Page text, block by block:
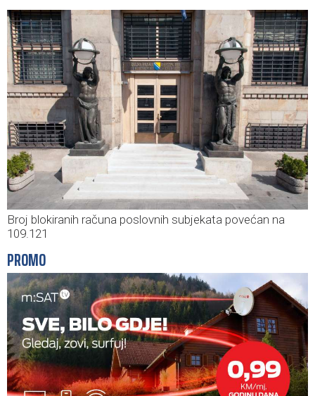
Broj blokiranih računa poslovnih subjekata povećan na
109.121
PROMO